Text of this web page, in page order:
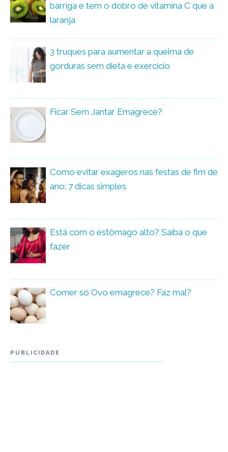
barriga e tem o dobro de vitamina C que a
laranja
3 truques para aumentar a queima de
gorduras sem dieta e exercício
Ficar Sem Jantar Emagrece?
Como evitar exageros nas festas de fim de
ano: 7 dicas simples
Está com o estômago alto? Saiba o que
fazer
Comer só Ovo emagrece? Faz mal?
PUBLICIDADE